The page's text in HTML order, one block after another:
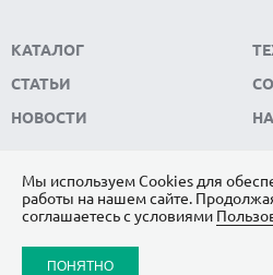
человека останавливается
КАТАЛОГ
СТАТЬИ
НОВОСТИ
ПОДПИШИТЕСЬ НА НАС
ЯНДЕКС.ДЗЕН
Мы используем Сookies для
работы на нашем сайте.
соглашаетесь с условиями
ПОНЯТНО